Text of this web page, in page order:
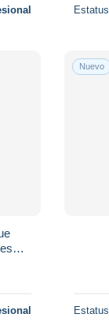
Estatus
Nuevo
Estatus